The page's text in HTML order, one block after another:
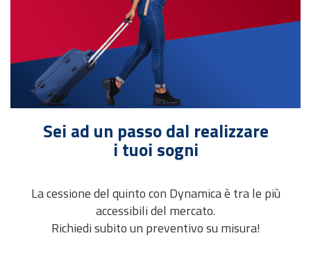
Sei ad un passo dal realizzare
i tuoi sogni
La cessione del quinto con Dynamica è tra le più
accessibili del mercato.
Richiedi subito un preventivo su misura!